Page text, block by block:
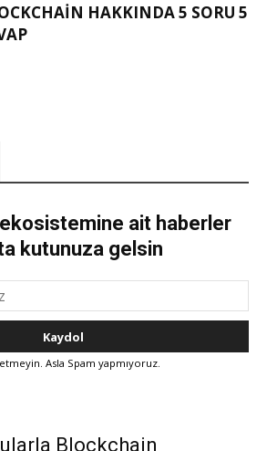
HAKKINDA 5 SORU 5
ait haberler
kutunuza gelsin
Asla Spam yapmıyoruz.
Blockchain